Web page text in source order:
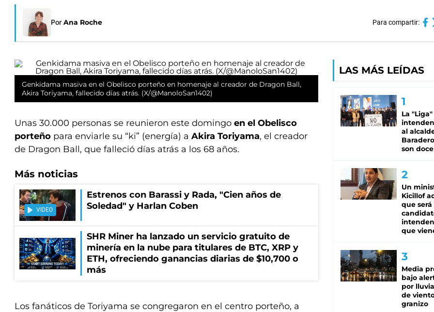
Por Ana Roche Para compartir:
Genkidama masiva en el Obelisco porteño en homenaje al creador de Dragon Ball,
Akira Toriyama, fallecido días atrás. (X/@ManoloSan1402)
Unas 30.000 personas se reunieron este domingo en el Obelisco
porteño para enviarle su “ki” (energía) a Akira Toriyama, el creador
de Dragon Ball, que falleció días atrás a los 68 años.
Más noticias
VIDEO
Estrenos con Barassi y Rada, "Cien años de
Soledad" y Harlan Coben
SHR Miner ha lanzado un servicio gratuito de
minería en la nube para titulares de BTC, XRP y
ETH, ofreciendo ganancias diarias de $10,700 o
más
Los fanáticos de Toriyama se congregaron en el centro porteño, a
LAS MÁS LEÍDAS
La
al
son doce
Un
Kicillof
que será
que
Media
bajo
por
de
granizo